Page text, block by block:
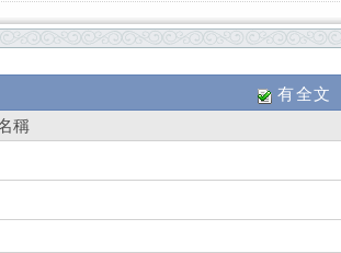
有全文
稱